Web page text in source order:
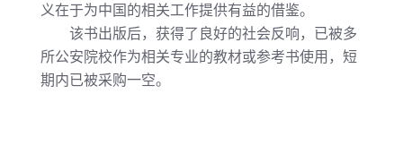
义在于为中国的相关工作提供有益的借鉴。
该书出版后，获得了良好的社会反响，已被多
所公安院校作为相关专业的教材或参考书使用，短
期内已被采购一空。